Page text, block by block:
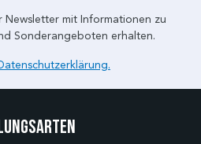
Newsletter mit Informationen zu
Sonderangeboten erhalten.